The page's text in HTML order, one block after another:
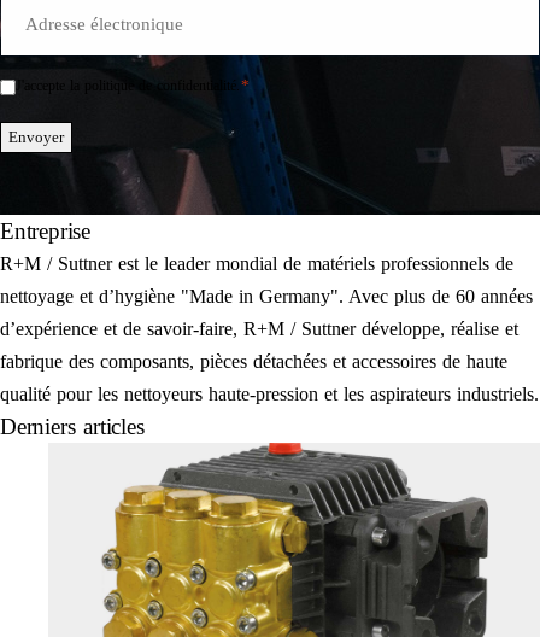
Mail
Einwilligung
J'accepte la politique de confidentialité.*
Envoyer
Entreprise
R+M / Suttner est le leader mondial de matériels professionnels de
nettoyage et d’hygiène "Made in Germany". Avec plus de 60 années
d’expérience et de savoir-faire, R+M / Suttner développe, réalise et
fabrique des composants, pièces détachées et accessoires de haute
qualité pour les nettoyeurs haute-pression et les aspirateurs industriels.
Derniers articles